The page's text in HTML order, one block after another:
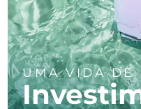
UMA VIDA DE